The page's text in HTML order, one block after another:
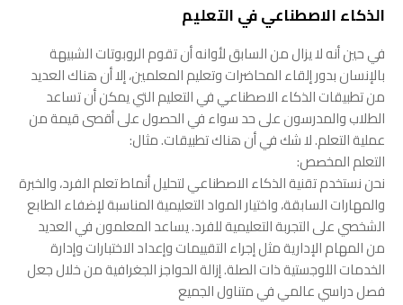
الذكاء الاصطناعي في التعليم
في حين أنه لا يزال من السابق لأوانه أن تقوم الروبوتات الشبيهة
بالإنسان بدور إلقاء المحاضرات وتعليم المعلمين، إلا أن هناك العديد
من تطبيقات الذكاء الاصطناعي في التعليم التي يمكن أن تساعد
الطلاب والمدرسون على حد سواء في الحصول على أقصى قيمة من
عملية التعلم. لا شك في أن هناك تطبيقات. مثال:
التعلم المخصص:
نحن نستخدم تقنية الذكاء الاصطناعي لتحليل أنماط تعلم الفرد، والخبرة
والمهارات السابقة، واختيار المواد التعليمية المناسبة لإضفاء الطابع
الشخصي على التجربة التعليمية للفرد. يساعد المعلمون في العديد
من المهام الإدارية مثل إجراء التقييمات وإعداد الاختبارات وإدارة
الخدمات اللوجستية ذات الصلة. إزالة الحواجز الجغرافية من خلال جعل
فصل دراسي عالمي في متناول الجميع